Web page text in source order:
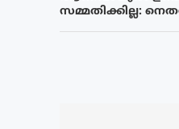
സമ്മതിക്കില്ല: